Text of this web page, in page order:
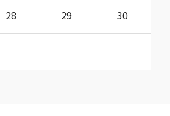
28 29 30